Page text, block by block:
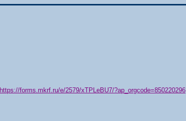
https://forms.mkrf.ru/e/2579/xTPLeBU7/?ap_orgcode=850220296